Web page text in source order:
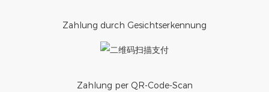
Zahlung durch Gesichtserkennung
Zahlung per QR-Code-Scan